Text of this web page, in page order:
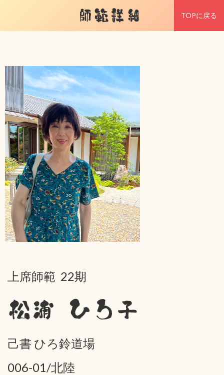
師範詳細 TOPに戻る
上席師範 22期
松浦 ひろ子
己書 ひろ鈴道場
006-01/北陸